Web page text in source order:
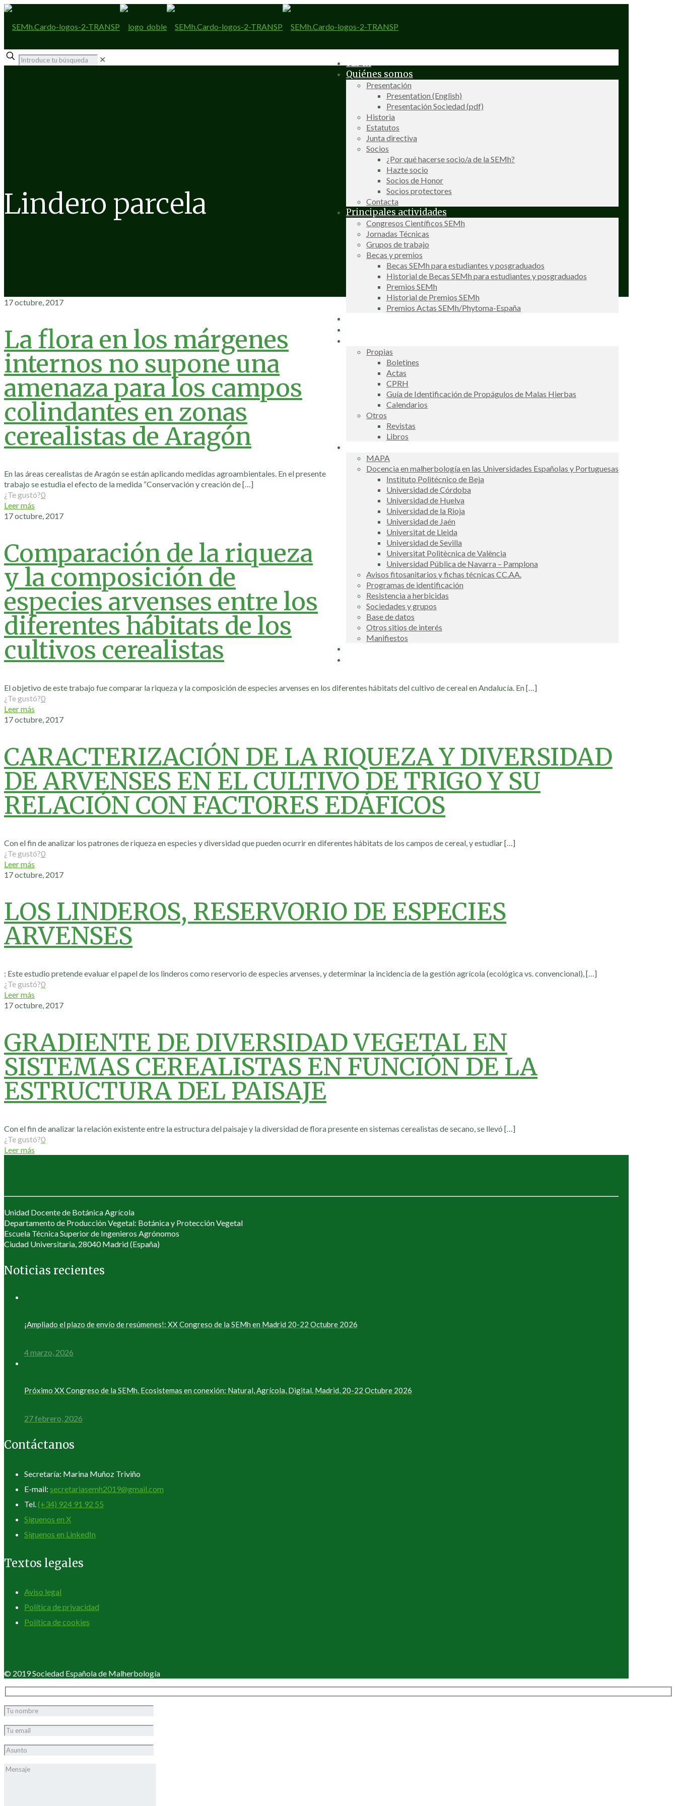
SEMh
Quiénes somos
Presentación
Presentation (English)
Presentación Sociedad (pdf)
Historia
Estatutos
Junta directiva
Socios
¿Por qué hacerse socio/a de la SEMh?
Hazte socio
Socios de Honor
Socios protectores
Contacta
Principales actividades
Congresos Científicos SEMh
Jornadas Técnicas
Grupos de trabajo
Becas y premios
Becas SEMh para estudiantes y posgraduados
Historial de Becas SEMh para estudiantes y posgraduados
Premios SEMh
Historial de Premios SEMh
Premios Actas SEMh/Phytoma-España
Propias
Boletines
Actas
CPRH
Guía de Identificación de Propágulos de Malas Hierbas
Calendarios
Otros
Revistas
Libros
MAPA
Docencia en malherbología en las Universidades Españolas y Portuguesas
Instituto Politécnico de Beja
Universidad de Córdoba
Universidad de Huelva
Universidad de la Rioja
Universidad de Jaén
Universitat de Lleida
Universidad de Sevilla
Universitat Politècnica de València
Universidad Pública de Navarra – Pamplona
Avisos fitosanitarios y fichas técnicas CC.AA.
Programas de identificación
Resistencia a herbicidas
Sociedades y grupos
Base de datos
Otros sitios de interés
Manifiestos
✕
Lindero parcela
17 octubre, 2017
La flora en los márgenes
internos no supone una
amenaza para los campos
colindantes en zonas
cerealistas de Aragón
En las áreas cerealistas de Aragón se están aplicando medidas agroambientales. En el presente
trabajo se estudia el efecto de la medida “Conservación y creación de[…]
¿Te gustó?0
Leer más
17 octubre, 2017
Comparación de la riqueza
y la composición de
especies arvenses entre los
diferentes hábitats de los
cultivos cerealistas
El objetivo de este trabajo fue comparar la riqueza y la composición de especies arvenses en los diferentes hábitats del cultivo de cereal en Andalucía. En[…]
¿Te gustó?0
Leer más
17 octubre, 2017
CARACTERIZACIÓN DE LA RIQUEZA Y DIVERSIDAD
DE ARVENSES EN EL CULTIVO DE TRIGO Y SU
RELACIÓN CON FACTORES EDÁFICOS
Con el fin de analizar los patrones de riqueza en especies y diversidad que pueden ocurrir en diferentes hábitats de los campos de cereal, y estudiar[…]
¿Te gustó?0
Leer más
17 octubre, 2017
LOS LINDEROS, RESERVORIO DE ESPECIES
ARVENSES
: Este estudio pretende evaluar el papel de los linderos como reservorio de especies arvenses, y determinar la incidencia de la gestión agrícola (ecológica vs. convencional),[…]
¿Te gustó?0
Leer más
17 octubre, 2017
GRADIENTE DE DIVERSIDAD VEGETAL EN
SISTEMAS CEREALISTAS EN FUNCIÓN DE LA
ESTRUCTURA DEL PAISAJE
Con el fin de analizar la relación existente entre la estructura del paisaje y la diversidad de flora presente en sistemas cerealistas de secano, se llevó […]
¿Te gustó?0
Leer más
Unidad Docente de Botánica Agrícola
Departamento de Producción Vegetal: Botánica y Protección Vegetal
Escuela Técnica Superior de Ingenieros Agrónomos
Ciudad Universitaria, 28040 Madrid (España)
Noticias recientes
¡Ampliado el plazo de envío de resúmenes!: XX Congreso de la SEMh en Madrid 20-22 Octubre 2026
4 marzo, 2026
Próximo XX Congreso de la SEMh. Ecosistemas en conexión: Natural, Agrícola, Digital. Madrid, 20-22 Octubre 2026
27 febrero, 2026
Contáctanos
Secretaría: Marina Muñoz Triviño
E-mail: secretariasemh2019@gmail.com
Tel. (+34) 924 91 92 55
Síguenos en X
Síguenos en LinkedIn
Textos legales
Aviso legal
Política de privacidad
Política de cookies
© 2019 Sociedad Española de Malherbología